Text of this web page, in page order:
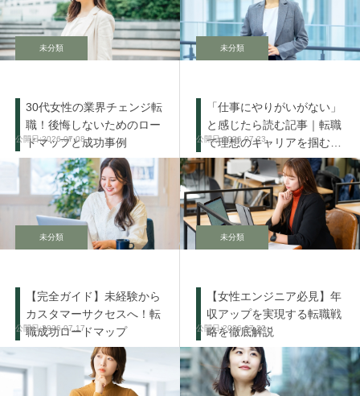
未分類
30代女性の業界チェンジ転
職！後悔しないためのロー
ドマップと成功事例
2026.07.08
未分類
「仕事にやりがいがない」
と感じたら読む記事｜転職
で理想のキャリアを掴む方
法
2026.07.23
未分類
【完全ガイド】未経験から
カスタマーサクセスへ！転
職成功ロードマップ
2026.07.17
未分類
【女性エンジニア必見】年
収アップを実現する転職戦
略を徹底解説
2026.07.22